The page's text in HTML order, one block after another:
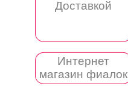
Доставкой
Интернет
магазин фиалок